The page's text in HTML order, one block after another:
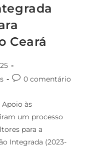
Ceará
0 comentário
Apoio às
um processo
para a
Integrada (2023-